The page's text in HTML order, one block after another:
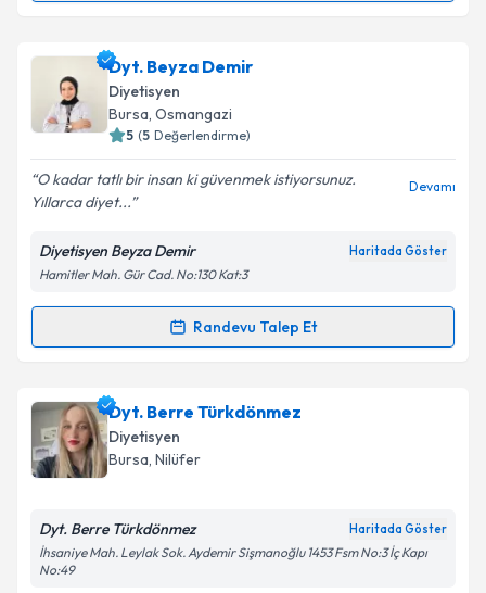
Dyt. Sare Etkeseriçin randevu takvimi talebi
oluşturun. Size bu uzmandan randevu almanız için bir
takvim hazırlandığında e-posta ile bilgilendireceğiz.
Kişisel verilerimin işlenmesine ilişkin
Aydınlatma
Metni'ni okudum ve kişisel verilerimin belirtilen
kapsamda işlenmesini kabul ediyorum.
Dyt. Beyza Demir
Diyetisyen
Bursa, Osmangazi
5 (5 Değerlendirme)
O kadar tatlı bir insan ki güvenmek istiyorsunuz.
Yıllarca diyet...
Devamı
Diyetisyen Beyza Demir Haritada Göster
Hamitler Mah. Gür Cad. No:130 Kat:3
Randevu Talep Et
Randevu Takvimi Talebi
Dyt. Beyza Demiriçin randevu takvimi talebi
oluşturun. Size bu uzmandan randevu almanız için bir
takvim hazırlandığında e-posta ile bilgilendireceğiz.
Dyt. Berre Türkdönmez
Diyetisyen
Bursa, Nilüfer
Dyt. Berre Türkdönmez Haritada Göster
İhsaniye Mah. Leylak Sok. Aydemir Sişmanoğlu 1453 Fsm No:3 İç Kapı
No:49